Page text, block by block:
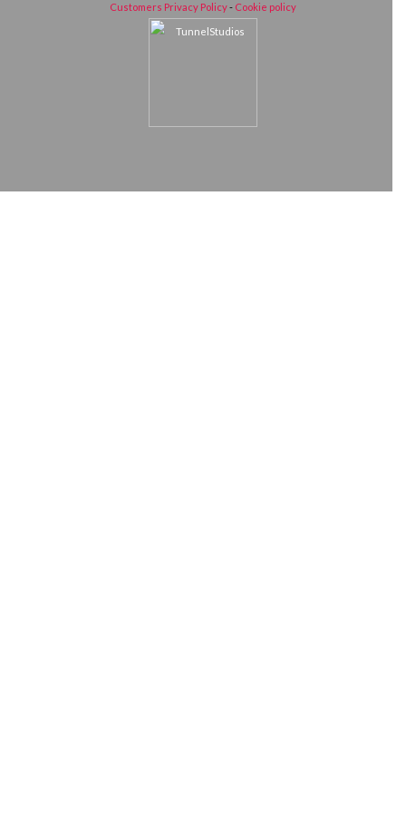
Customers Privacy Policy- Cookie policy